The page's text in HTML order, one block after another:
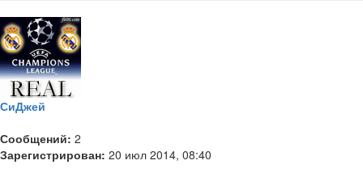
СиДжей
Сообщений: 2
Зарегистрирован: 20 июл 2014, 08:40